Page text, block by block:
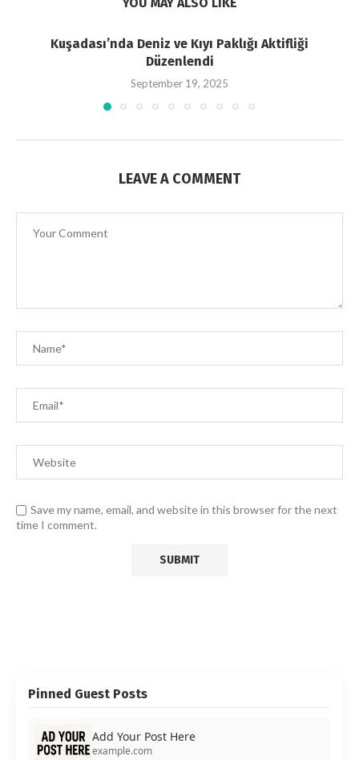
Kuşadası’nda Deniz ve Kıyı Paklığı Aktifliği
Düzenlendi
September 19, 2025
LEAVE A COMMENT
Save my name, email, and website in this browser for the next
time I comment.
Pinned Guest Posts
Add Your Post Here
example.com